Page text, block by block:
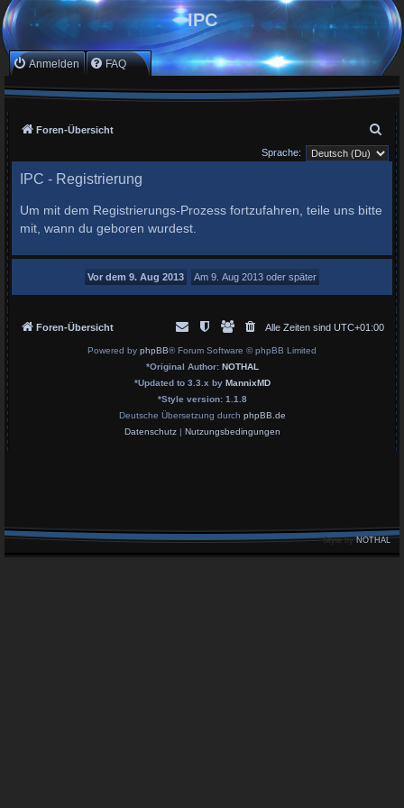
IPC
Anmelden FAQ
Foren-Übersicht
u
Sprache:
IPC - Registrierung
Um mit dem Registrierungs-Prozess fortzufahren, teile uns bitte
mit, wann du geboren wurdest.
Foren-Übersicht Alle Zeiten sind UTC+01:00
Powered by phpBB® Forum Software © phpBB Limited
*Original Author: NOTHAL
*Updated to 3.3.x by MannixMD
*Style version: 1.1.8
Deutsche Übersetzung durch phpBB.de
Datenschutz| Nutzungsbedingungen
Style byNOTHAL